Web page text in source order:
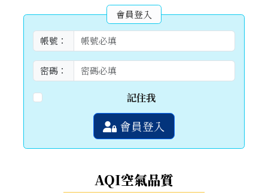
會員登入
帳號：
密碼：
記住我
會員登入
AQI空氣品質